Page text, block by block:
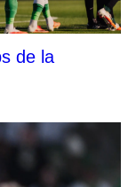
de la